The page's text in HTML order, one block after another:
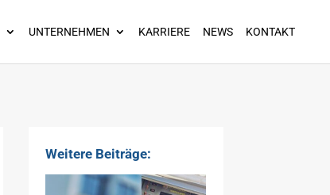
UNTERNEHMEN KARRIERE NEWS KONTAKT
Weitere Beiträge: